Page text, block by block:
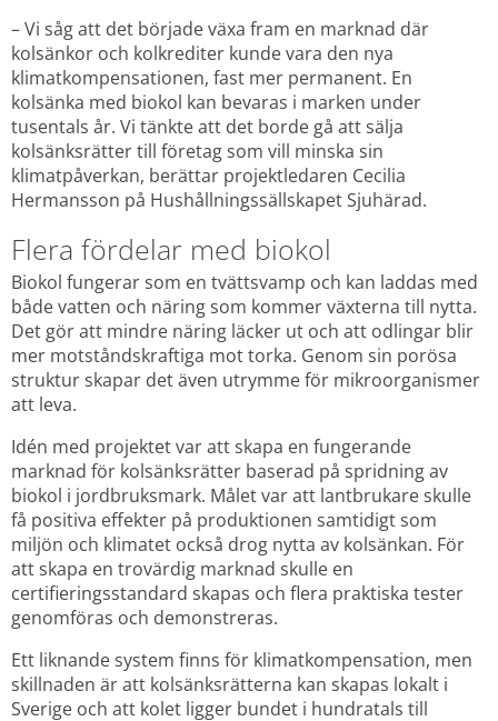
– Vi såg att det började växa fram en marknad där
kolsänkor och kolkrediter kunde vara den nya
klimatkompensationen, fast mer permanent. En
kolsänka med biokol kan bevaras i marken under
tusentals år. Vi tänkte att det borde gå att sälja
kolsänksrätter till företag som vill minska sin
klimatpåverkan, berättar projektledaren Cecilia
Hermansson på Hushållningssällskapet Sjuhärad.
Flera fördelar med biokol
Biokol fungerar som en tvättsvamp och kan laddas med
både vatten och näring som kommer växterna till nytta.
Det gör att mindre näring läcker ut och att odlingar blir
mer motståndskraftiga mot torka. Genom sin porösa
struktur skapar det även utrymme för mikroorganismer
att leva.
Idén med projektet var att skapa en fungerande
marknad för kolsänksrätter baserad på spridning av
biokol i jordbruksmark. Målet var att lantbrukare skulle
få positiva effekter på produktionen samtidigt som
miljön och klimatet också drog nytta av kolsänkan. För
att skapa en trovärdig marknad skulle en
certifieringsstandard skapas och flera praktiska tester
genomföras och demonstreras.
Ett liknande system finns för klimatkompensation, men
skillnaden är att kolsänksrätterna kan skapas lokalt i
Sverige och att kolet ligger bundet i hundratals till